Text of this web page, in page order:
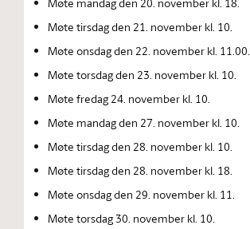
Møte tirsdag den 21. november kl. 10.
Møte onsdag den 22. november kl. 11.00.
Møte torsdag den 23. november kl. 10.
Møte fredag 24. november kl. 10.
Møte mandag den 27. november kl. 10.
Møte tirsdag den 28. november kl. 10.
Møte tirsdag den 28. november kl. 18.
Møte onsdag den 29. november kl. 11.
Møte torsdag 30. november kl. 10.